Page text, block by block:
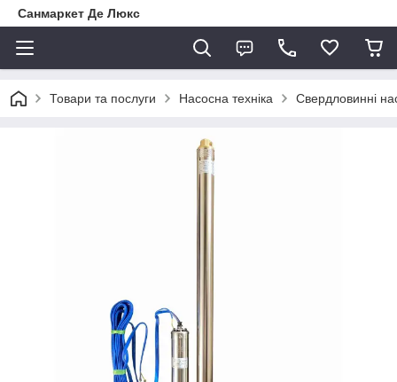
Санмаркет Де Люкс
Товари та послуги Насосна техніка Свердловинні